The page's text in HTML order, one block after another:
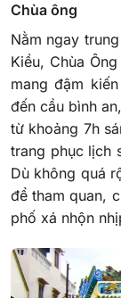
Chùa ông
Nằm ngay
Kiều, Chùa
mang đậm
đến cầu bình
từ khoảng 7h
trang phục lịch
Dù không quá
để tham quan,
phố xá nhộn